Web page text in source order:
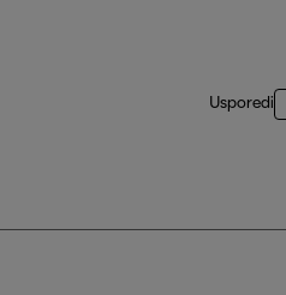
Usporedi